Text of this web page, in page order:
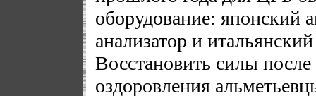
оборудование: японский
анализатор и
Восстановить силы
оздоровления